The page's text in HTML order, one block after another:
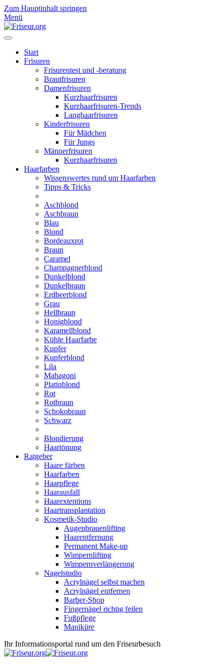
Zum Hauptinhalt springen
Menü
Start
Frisuren
Frisurentest und -beratung
Brautfrisuren
Damenfrisuren
Kurzhaarfrisuren
Kurzhaarfrisuren-Trends
Langhaarfrisuren
Kinderfrisuren
Für Mädchen
Für Jungs
Männerfrisuren
Kurzhaarfrisuren
Haarfarben
Wissenswertes rund um Haarfarben
Tipps & Tricks
Aschblond
Aschbraun
Blau
Blond
Bordeauxrot
Braun
Caramel
Champagnerblond
Dunkelblond
Dunkelbraun
Erdbeerblond
Grau
Hellbraun
Honigblond
Karamellblond
Kühle Haarfarbe
Kupfer
Kupferblond
Lila
Mahagoni
Platinblond
Rot
Rotbraun
Schokobraun
Schwarz
Blondierung
Haartönung
Ratgeber
Haare färben
Haarfarben
Haarpflege
Haarausfall
Haarextentions
Haartransplantation
Kosmetik-Studio
Augenbrauenlifting
Haarentfernung
Permanent Make-up
Wimpernlifting
Wimpernverlängerung
Nagelstudio
Acrylnägel selbst machen
Acrylnägel entfernen
Barber-Shop
Fingernägel richtig feilen
Fußpflege
Maniküre
Ihr Informationsportal rund um den Friseurbesuch